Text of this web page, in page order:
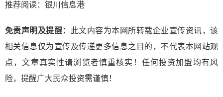
推荐阅读： 银川信息港
免责声明及提醒：
此文内容为本网所转载企业宣传资讯，该
相关信息仅为宣传及传递更多信息之目的，不代表本网站观
点，文章真实性请浏览者慎重核实！任何投资加盟均有风
险，提醒广大民众投资需谨慎！